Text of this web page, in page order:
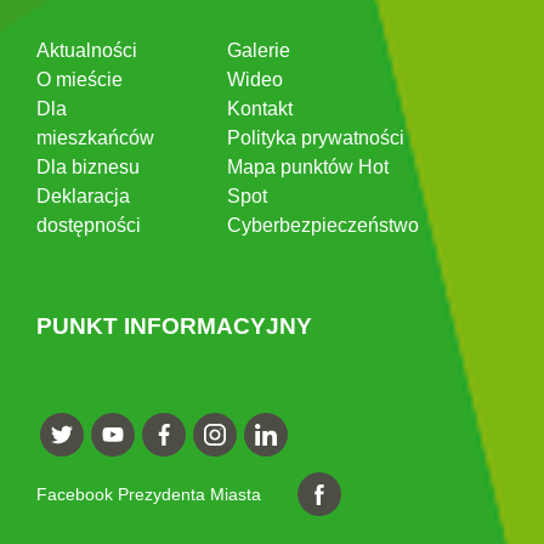
Aktualności
O mieście
Dla
mieszkańców
Dla biznesu
Deklaracja
dostępności
Galerie
Wideo
Kontakt
Polityka prywatności
Mapa punktów Hot
Spot
Cyberbezpieczeństwo
PUNKT INFORMACYJNY
Facebook Prezydenta Miasta